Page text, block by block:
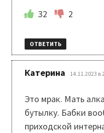
32
2
ОТВЕТИТЬ
Катерина 14.11.2023 в
Это мрак. Мать
бутылку. Бабки
приходской